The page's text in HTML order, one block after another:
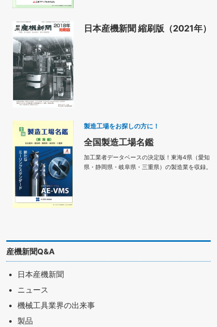
日本産機新聞 縮刷版（2021年）
製造工場をお探しの方に！
全国製造工場名鑑
加工業者データベースの決定版！東海4県（愛知
県・静岡県・岐阜県・三重県）の製造業を収録。
産機新聞Q&A
日本産機新聞
ニュース
機械工具業界の出来事
製品